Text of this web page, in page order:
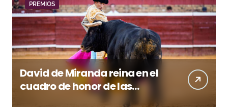
PREMIOS
David de Miranda reina en el
cuadro de honor de las
Colombinas 2026